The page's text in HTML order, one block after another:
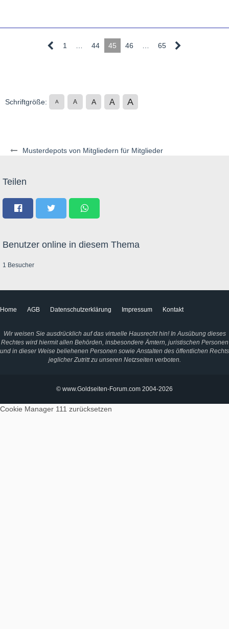
Musterdepots von Mitgliedern für Mitglieder
1 44 45 46 65
Schriftgröße: A A A A A
Teilen
Benutzer online in diesem Thema
1 Besucher
Home AGB Datenschutzerklärung Impressum Kontakt
Wir weisen Sie ausdrücklich auf das virtuelle Hausrecht hin! In Ausübung dieses
Rechtes wird hiermit allen Behörden, insbesondere Ämtern, juristischen Personen
und in dieser Weise beliehenen Personen sowie Anstalten des öffentlichen Rechts
jeglicher Zutritt zu unseren Netzseiten verboten.
© www.Goldseiten-Forum.com 2004-2026
Cookie Manager 111 zurücksetzen